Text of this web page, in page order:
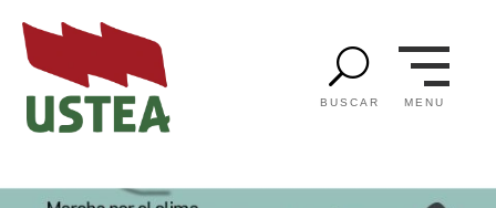
U
BUSCAR MENU